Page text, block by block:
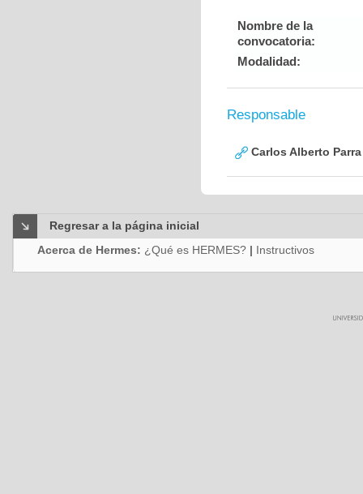
Nombre de la
convocatoria:
Modalidad:
Responsable
Carlos Alberto
Regresar a la página inicial
Acerca de Hermes: ¿Qué es HERMES? | Instructivos